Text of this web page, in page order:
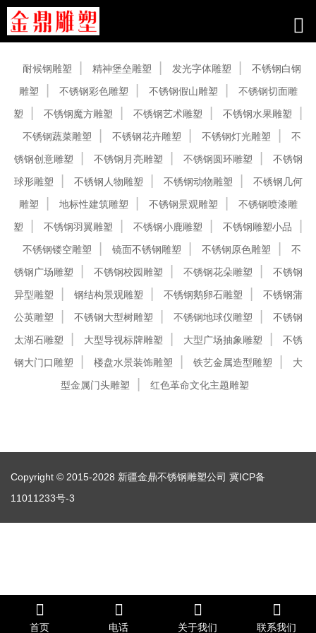
耐候钢雕塑 精神堡垒雕塑 发光字体雕塑
不锈钢白钢
雕塑
不锈钢彩色雕塑 不锈钢假山雕塑
不锈钢切面雕
塑
不锈钢魔方雕塑 不锈钢艺术雕塑
不锈钢水果雕塑
不锈钢蔬菜雕塑
不锈钢花卉雕塑 不锈钢灯光雕塑
不
锈钢创意雕塑
不锈钢月亮雕塑 不锈钢圆环雕塑
不锈钢
球形雕塑
不锈钢人物雕塑 不锈钢动物雕塑
不锈钢几何
雕塑
地标性建筑雕塑 不锈钢景观雕塑
不锈钢喷漆雕
塑
不锈钢羽翼雕塑 不锈钢小鹿雕塑
不锈钢雕塑小品
不锈钢镂空雕塑
镜面不锈钢雕塑 不锈钢原色雕塑
不
锈钢广场雕塑
不锈钢校园雕塑 不锈钢花朵雕塑
不锈钢
异型雕塑
钢结构景观雕塑 不锈钢鹅卵石雕塑
不锈钢蒲
公英雕塑
不锈钢大型树雕塑 不锈钢地球仪雕塑
不锈钢
太湖石雕塑
大型导视标牌雕塑 大型广场抽象雕塑
不锈
钢大门口雕塑
楼盘水景装饰雕塑 铁艺金属造型雕塑
大
型金属门头雕塑
红色革命文化主题雕塑
Copyright © 2015-2028 新疆金鼎不锈钢雕塑公司 冀ICP备
11011233号-3
首页 电话 关于我们 联系我们